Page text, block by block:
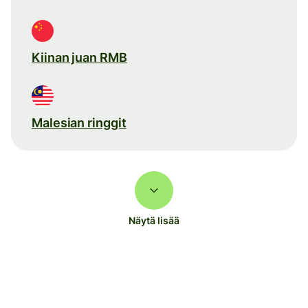
Kiinan juan RMB
Malesian ringgit
Näytä lisää